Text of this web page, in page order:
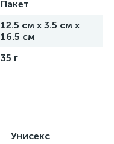
Пакет
12.5 см х 3.5 см х
16.5 см
35 г
Унисекс